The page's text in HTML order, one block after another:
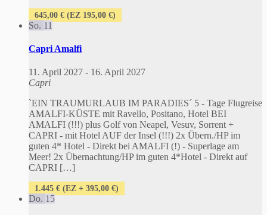
645,00 € (EZ 195,00 €)
So. 11
Capri Amalfi
11. April 2027 - 16. April 2027
Capri
`EIN TRAUMURLAUB IM PARADIES´ 5 - Tage Flugreise
AMALFI-KÜSTE mit Ravello, Positano, Hotel BEI
AMALFI (!!!) plus Golf von Neapel, Vesuv, Sorrent +
CAPRI - mit Hotel AUF der Insel (!!!) 2x Übern./HP im
guten 4* Hotel - Direkt bei AMALFI (!) - Superlage am
Meer! 2x Übernachtung/HP im guten 4*Hotel - Direkt auf
CAPRI […]
1.445 € (EZ + 395,00 €)
Do. 15